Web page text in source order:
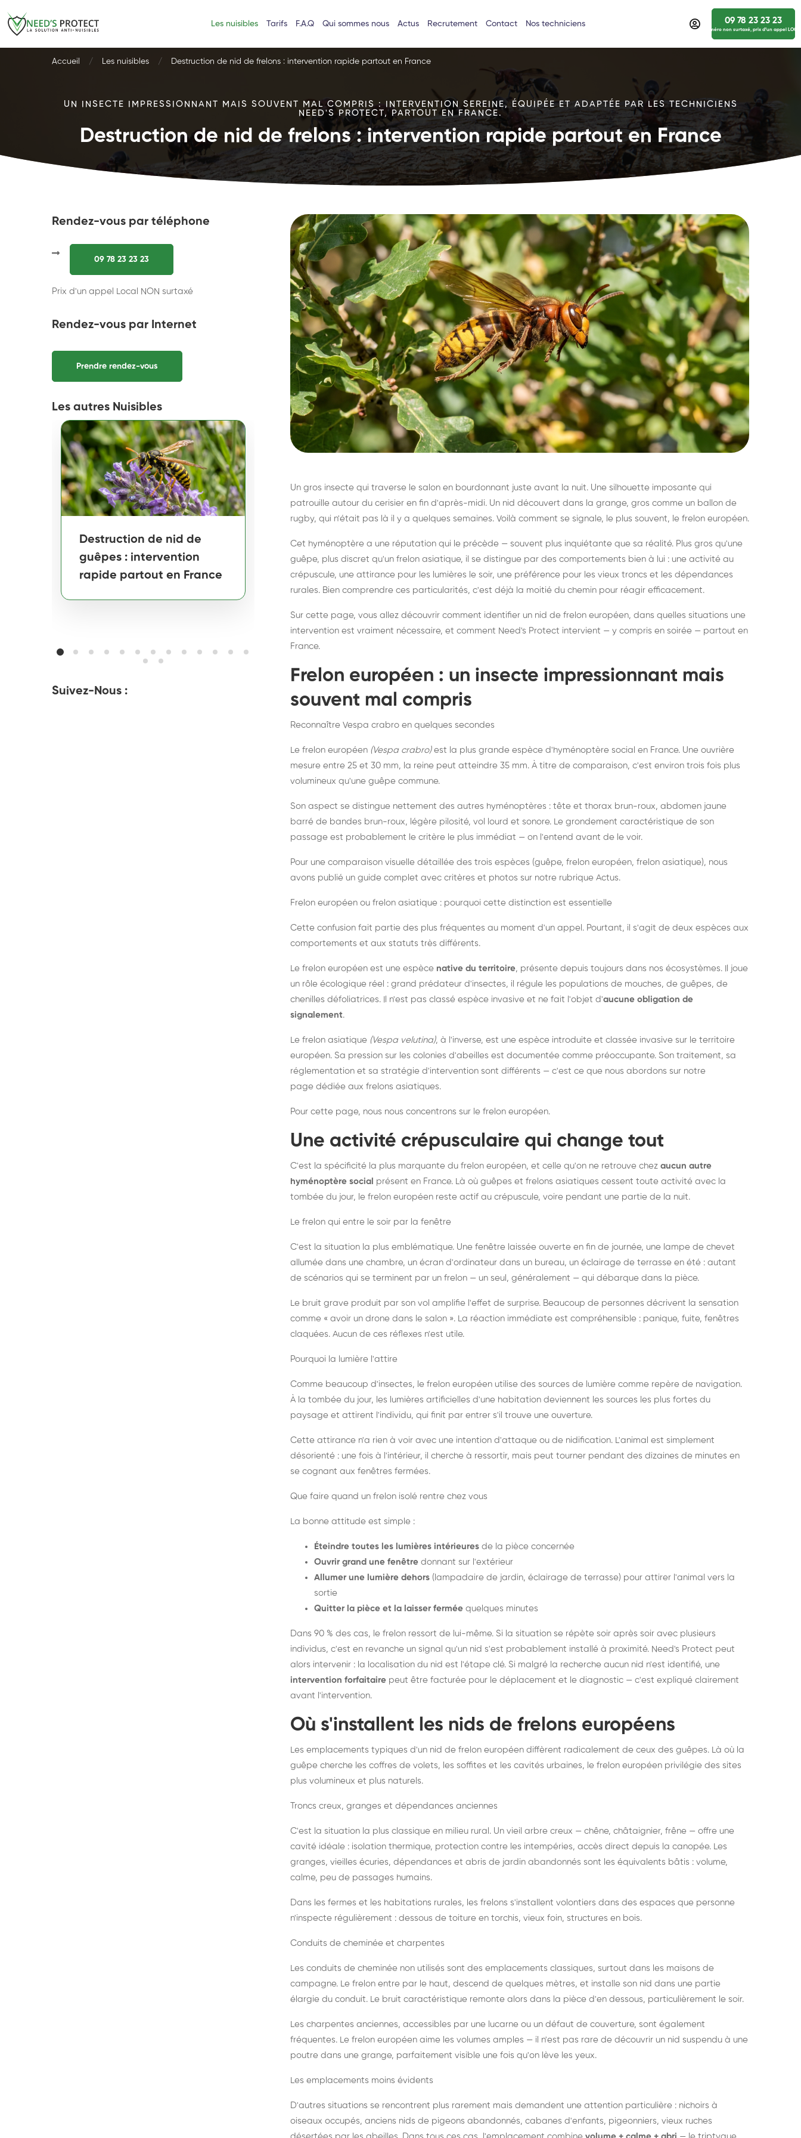
Les nuisibles Tarifs F.A.Q Qui sommes nous Actus Recrutement Contact Nos techniciens 09 78 23 23 23
numéro non surtaxé, prix d’un appel
Accueil Les nuisibles Destruction de nid de frelons : intervention rapide partout en France
UN INSECTE IMPRESSIONNANT MAIS SOUVENT MAL COMPRIS : INTERVENTION SEREINE, ÉQUIPÉE ET ADAPTÉE PAR LES TECHNICIENS
NEED'S PROTECT, PARTOUT EN FRANCE.
Destruction de nid de frelons : intervention rapide partout en France
Rendez-vous par téléphone
09 78 23 23 23
Prix d'un appel Local NON surtaxé
Rendez-vous par Internet
Prendre rendez-vous
Les autres Nuisibles
Destruction de nid de
guêpes : intervention
rapide partout en France
Destruction de nid de
frelons asiatiques :
intervention partout en
France
Dératisation : éliminer
durablement rats et
souris, partout en France
Suivez-Nous :
Un gros insecte qui traverse le salon en bourdonnant juste avant la nuit. Une silhouette imposante qui
patrouille autour du cerisier en fin d'après-midi. Un nid découvert dans la grange, gros comme un ballon de
rugby, qui n'était pas là il y a quelques semaines. Voilà comment se signale, le plus souvent, le frelon européen.
Cet hyménoptère a une réputation qui le précède — souvent plus inquiétante que sa réalité. Plus gros qu'une
guêpe, plus discret qu'un frelon asiatique, il se distingue par des comportements bien à lui : une activité au
crépuscule, une attirance pour les lumières le soir, une préférence pour les vieux troncs et les dépendances
rurales. Bien comprendre ces particularités, c'est déjà la moitié du chemin pour réagir efficacement.
Sur cette page, vous allez découvrir comment identifier un nid de frelon européen, dans quelles situations une
intervention est vraiment nécessaire, et comment Need's Protect intervient — y compris en soirée — partout en
France.
Frelon européen : un insecte impressionnant mais
souvent mal compris
Reconnaître Vespa crabro en quelques secondes
Le frelon européen (Vespa crabro)est la plus grande espèce d'hyménoptère social en France. Une ouvrière
mesure entre 25 et 30 mm, la reine peut atteindre 35 mm. À titre de comparaison, c'est environ trois fois plus
volumineux qu'une guêpe commune.
Son aspect se distingue nettement des autres hyménoptères : tête et thorax brun-roux, abdomen jaune
barré de bandes brun-roux, légère pilosité, vol lourd et sonore. Le grondement caractéristique de son
passage est probablement le critère le plus immédiat — on l'entend avant de le voir.
Pour une comparaison visuelle détaillée des trois espèces (guêpe, frelon européen, frelon asiatique), nous
avons publié un guide complet avec critères et photos sur notre rubrique Actus.
Frelon européen ou frelon asiatique : pourquoi cette distinction est essentielle
Cette confusion fait partie des plus fréquentes au moment d'un appel. Pourtant, il s'agit de deux espèces aux
comportements et aux statuts très différents.
Le frelon européen est une espèce native du territoire, présente depuis toujours dans nos écosystèmes. Il joue
un rôle écologique réel : grand prédateur d'insectes, il régule les populations de mouches, de guêpes, de
chenilles défoliatrices. Il n'est pas classé espèce invasive et ne fait l'objet d'aucune obligation de
signalement.
Le frelon asiatique (Vespa velutina), à l'inverse, est une espèce introduite et classée invasive sur le territoire
européen. Sa pression sur les colonies d'abeilles est documentée comme préoccupante. Son traitement, sa
réglementation et sa stratégie d'intervention sont différents — c'est ce que nous abordons sur notre
page dédiée aux frelons asiatiques.
Pour cette page, nous nous concentrons sur le frelon européen.
Une activité crépusculaire qui change tout
C'est la spécificité la plus marquante du frelon européen, et celle qu'on ne retrouve chez aucun autre
hyménoptère social présent en France. Là où guêpes et frelons asiatiques cessent toute activité avec la
tombée du jour, le frelon européen reste actif au crépuscule, voire pendant une partie de la nuit.
Le frelon qui entre le soir par la fenêtre
C'est la situation la plus emblématique. Une fenêtre laissée ouverte en fin de journée, une lampe de chevet
allumée dans une chambre, un écran d'ordinateur dans un bureau, un éclairage de terrasse en été : autant
de scénarios qui se terminent par un frelon — un seul, généralement — qui débarque dans la pièce.
Le bruit grave produit par son vol amplifie l'effet de surprise. Beaucoup de personnes décrivent la sensation
comme « avoir un drone dans le salon ». La réaction immédiate est compréhensible : panique, fuite, fenêtres
claquées. Aucun de ces réflexes n'est utile.
Pourquoi la lumière l'attire
Comme beaucoup d'insectes, le frelon européen utilise des sources de lumière comme repère de navigation.
À la tombée du jour, les lumières artificielles d'une habitation deviennent les sources les plus fortes du
paysage et attirent l'individu, qui finit par entrer s'il trouve une ouverture.
Cette attirance n'a rien à voir avec une intention d'attaque ou de nidification. L'animal est simplement
désorienté : une fois à l'intérieur, il cherche à ressortir, mais peut tourner pendant des dizaines de minutes en
se cognant aux fenêtres fermées.
Que faire quand un frelon isolé rentre chez vous
La bonne attitude est simple :
Éteindre toutes les lumières intérieures de la pièce concernée
Ouvrir grand une fenêtre donnant sur l'extérieur
Allumer une lumière dehors (lampadaire de jardin, éclairage de terrasse) pour attirer l'animal vers la
sortie
Quitter la pièce et la laisser fermée quelques minutes
Dans 90 % des cas, le frelon ressort de lui-même. Si la situation se répète soir après soir avec plusieurs
individus, c'est en revanche un signal qu'un nid s'est probablement installé à proximité. Need's Protect peut
alors intervenir : la localisation du nid est l'étape clé. Si malgré la recherche aucun nid n'est identifié, une
intervention forfaitaire peut être facturée pour le déplacement et le diagnostic — c'est expliqué clairement
avant l'intervention.
Où s'installent les nids de frelons européens
Les emplacements typiques d'un nid de frelon européen diffèrent radicalement de ceux des guêpes. Là où la
guêpe cherche les coffres de volets, les soffites et les cavités urbaines, le frelon européen privilégie des sites
plus volumineux et plus naturels.
Troncs creux, granges et dépendances anciennes
C'est la situation la plus classique en milieu rural. Un vieil arbre creux — chêne, châtaignier, frêne — offre une
cavité idéale : isolation thermique, protection contre les intempéries, accès direct depuis la canopée. Les
granges, vieilles écuries, dépendances et abris de jardin abandonnés sont les équivalents bâtis : volume,
calme, peu de passages humains.
Dans les fermes et les habitations rurales, les frelons s'installent volontiers dans des espaces que personne
n'inspecte régulièrement : dessous de toiture en torchis, vieux foin, structures en bois.
Conduits de cheminée et charpentes
Les conduits de cheminée non utilisés sont des emplacements classiques, surtout dans les maisons de
campagne. Le frelon entre par le haut, descend de quelques mètres, et installe son nid dans une partie
élargie du conduit. Le bruit caractéristique remonte alors dans la pièce d'en dessous, particulièrement le soir.
Les charpentes anciennes, accessibles par une lucarne ou un défaut de couverture, sont également
fréquentes. Le frelon européen aime les volumes amples — il n'est pas rare de découvrir un nid suspendu à une
poutre dans une grange, parfaitement visible une fois qu'on lève les yeux.
Les emplacements moins évidents
D'autres situations se rencontrent plus rarement mais demandent une attention particulière : nichoirs à
oiseaux occupés, anciens nids de pigeons abandonnés, cabanes d'enfants, pigeonniers, vieux ruches